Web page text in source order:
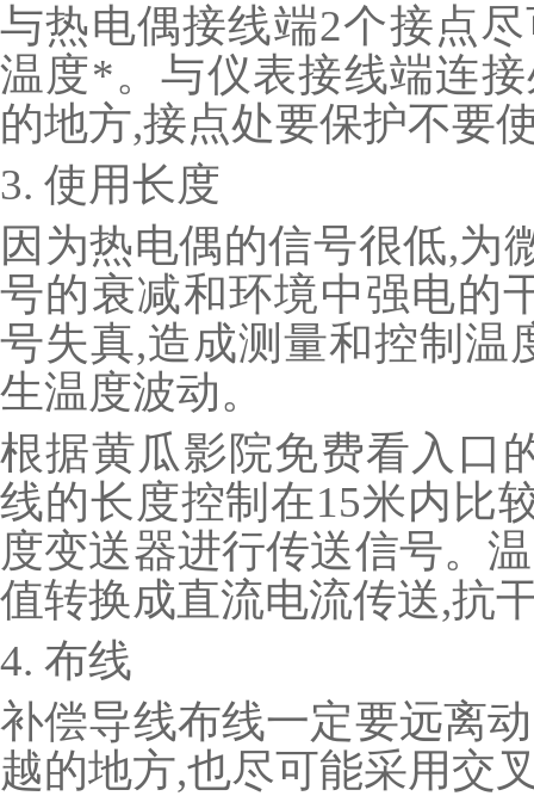
与热电偶接线端2个接点
温度*。与仪表接线端连
的地方,接点处要保护不要
3. 使用长度
因为热电偶的信号很低,为
号的衰减和环境中强电的
号失真,造成测量和控制温
生温度波动。
根据黄瓜影院免费看入口
线的长度控制在15米内比
度变送器进行传送信号。
值转换成直流电流传送,抗
4. 布线
补偿导线布线一定要远离
越的地方,也尽可能采用交